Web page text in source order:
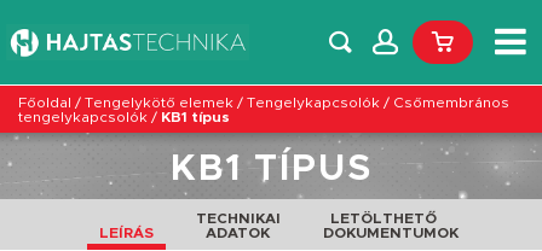
Főoldal / Tengelykötő elemek / Tengelykapcsolók / Csőmembrános
tengelykapcsolók / KB1 típus
KB1 TÍPUS
LEÍRÁS
TECHNIKAI
ADATOK
LETÖLTHETŐ
DOKUMENTUMOK